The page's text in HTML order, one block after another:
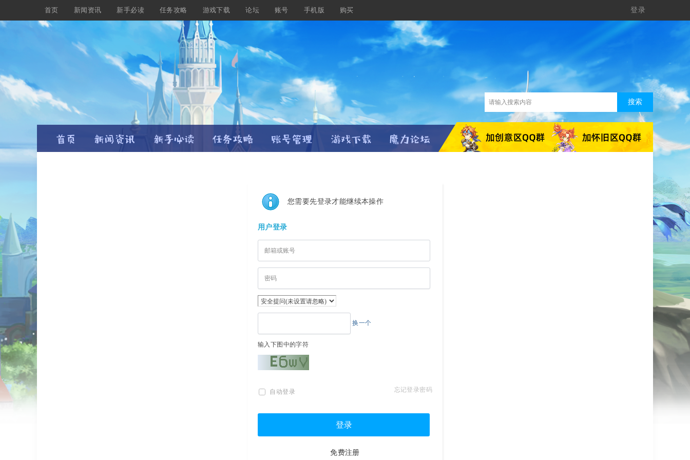
首页 新闻资讯 新手必读 任务攻略 游戏下载 论坛 账号 手机版 购买 登录
搜索
您需要先登录才能继续本操作
用户登录
换一个
输入下图中的字符
自动登录 忘记登录密码
登录
免费注册